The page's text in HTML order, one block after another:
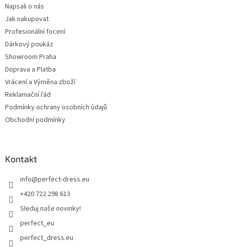
Napsali o nás
Jak nakupovat
Profesionální focení
Dárkový poukáz
Showroom Praha
Doprava a Platba
Vrácení a Výměna zboží
Reklamační řád
Podmínky ochrany osobních údajů
Obchodní podmínky
Kontakt
info@perfect-dress.eu
+420 722 298 613
Sleduj naše novinky!
perfect_eu
perfect_dress.eu